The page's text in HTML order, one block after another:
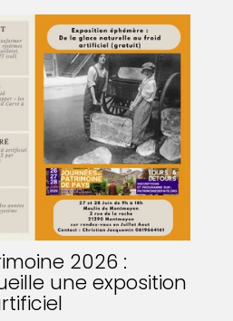
2026 :
une exposition